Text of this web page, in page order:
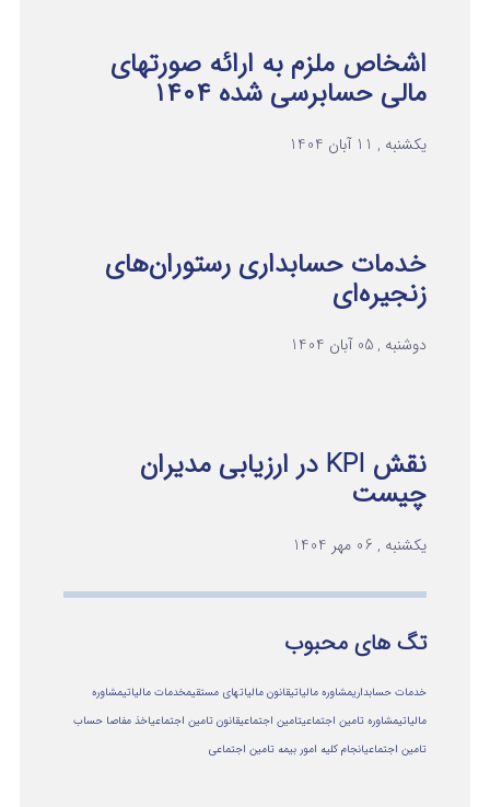
اشخاص ملزم به ارائه صورتهای
مالی حسابرسی شده ۱۴۰۴
یکشنبه , 11 آبان 1404
خدمات حسابداری رستوران‌های
زنجیره‌ای
دوشنبه , 05 آبان 1404
نقش KPI در ارزیابی مدیران
چیست
یکشنبه , 06 مهر 1404
تگ های محبوب
خدمات حسابداریمشاوره مالیاتیقانون مالیاتهای مستقیمخدمات مالیاتیمشاوره
مالياتيمشاوره تامین اجتماعیتامین اجتماعیقانون تامین اجتماعیاخذ مفاصا حساب
تامین اجتماعیانجام کلیه امور بیمه تامین اجتماعی